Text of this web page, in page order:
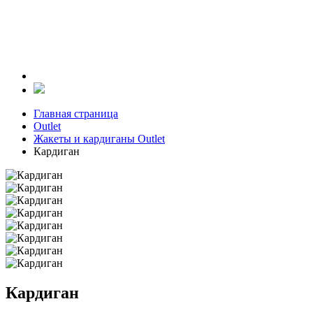
Главная страница
Outlet
Жакеты и кардиганы Outlet
Кардиган
Кардиган